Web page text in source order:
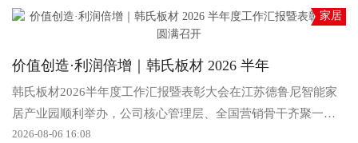
家居
价值创造·利润倍增｜韩氏板材 2026 半年
韩氏板材2026半年度工作汇报暨表彰大会在江苏德鲁尼智能家
居产业园顺利举办，公司核心管理层、全国营销骨干齐聚一
堂，表彰上半年优秀标杆，复盘上...
2026-08-06 16:08